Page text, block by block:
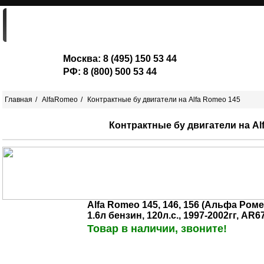
Москва: 8 (495) 150 53 44
РФ: 8 (800) 500 53 44
Главная AlfaRomeo Контрактные бу двигатели на Alfa Romeo 145
Контрактные бу двигатели на
Alfa Romeo 145, 146, 156 (Альфа
1.6л бензин, 120л.с., 1997-2002гг,
Товар в наличии, звоните!